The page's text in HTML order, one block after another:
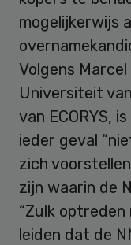
mogelijkerwijs
Volgens
Universiteit
van ECORYS,
ieder geval
zich
zijn waarin de
“Zulk
leiden dat de